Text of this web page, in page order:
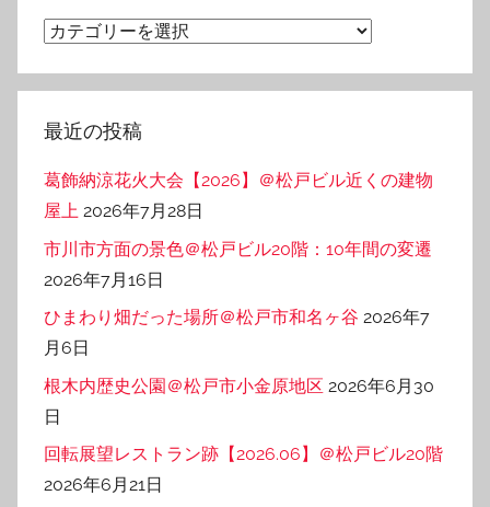
カ
ゴ
リ
最近の投稿
葛飾納涼花火大会【2026】＠松戸ビル近くの建物
屋上 2026年7月28日
市川市方面の景色＠松戸ビル20階：10年間の変遷
2026年7月16日
ひまわり畑だった場所＠松戸市和名ヶ谷 2026年7
月6日
根木内歴史公園＠松戸市小金原地区 2026年6月30
日
回転展望レストラン跡【2026.06】＠松戸ビル20階
2026年6月21日